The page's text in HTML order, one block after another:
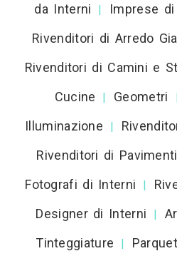
da Interni
| Imprese
Rivenditori di Arredo
Rivenditori di Camini e
Cucine
| Geometri |
Illuminazione
|
Rivenditori di
Fotografi di Interni |
Designer di Interni |
Tinteggiature
|